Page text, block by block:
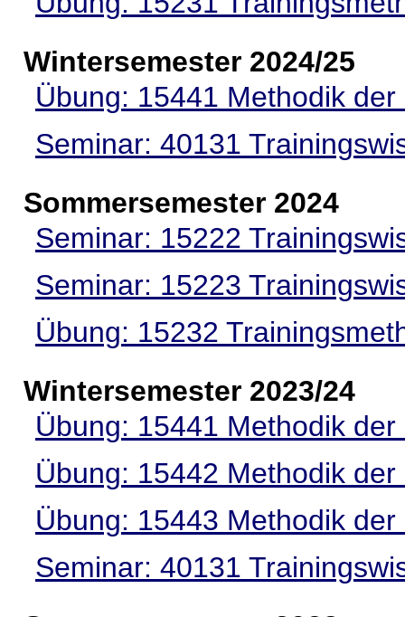
Wintersemester 2024/25
Übung: 15441 Methodik
Seminar: 40131
Sommersemester 2024
Seminar: 15222
Seminar: 15223
Übung: 15232
Wintersemester 2023/24
Übung: 15441 Methodik
Übung: 15442 Methodik
Übung: 15443 Methodik
Seminar: 40131